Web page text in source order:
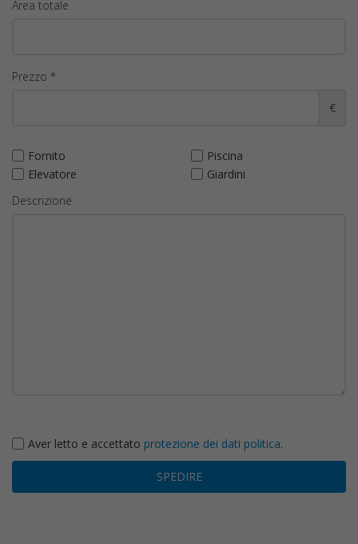
Area totale
Prezzo *
€
Fornito
Piscina
Elevatore
Giardini
Descrizione
Aver letto e accettato protezione dei dati politica.
SPEDIRE